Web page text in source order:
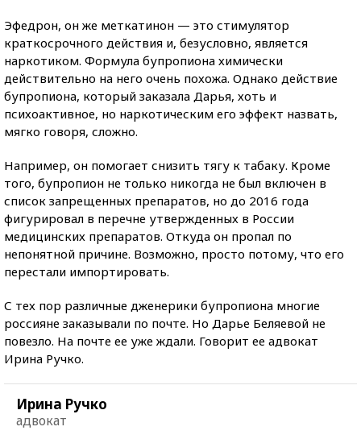
Эфедрон, он же меткатинон — это стимулятор
краткосрочного действия и, безусловно, является
наркотиком. Формула бупропиона химически
действительно на него очень похожа. Однако действие
бупропиона, который заказала Дарья, хоть и
психоактивное, но наркотическим его эффект назвать,
мягко говоря, сложно.
Например, он помогает снизить тягу к табаку. Кроме
того, бупропион не только никогда не был включен в
список запрещенных препаратов, но до 2016 года
фигурировал в перечне утвержденных в России
медицинских препаратов. Откуда он пропал по
непонятной причине. Возможно, просто потому, что его
перестали импортировать.
С тех пор различные дженерики бупропиона многие
россияне заказывали по почте. Но Дарье Беляевой не
повезло. На почте ее уже ждали. Говорит ее адвокат
Ирина Ручко.
Ирина Ручко
адвокат